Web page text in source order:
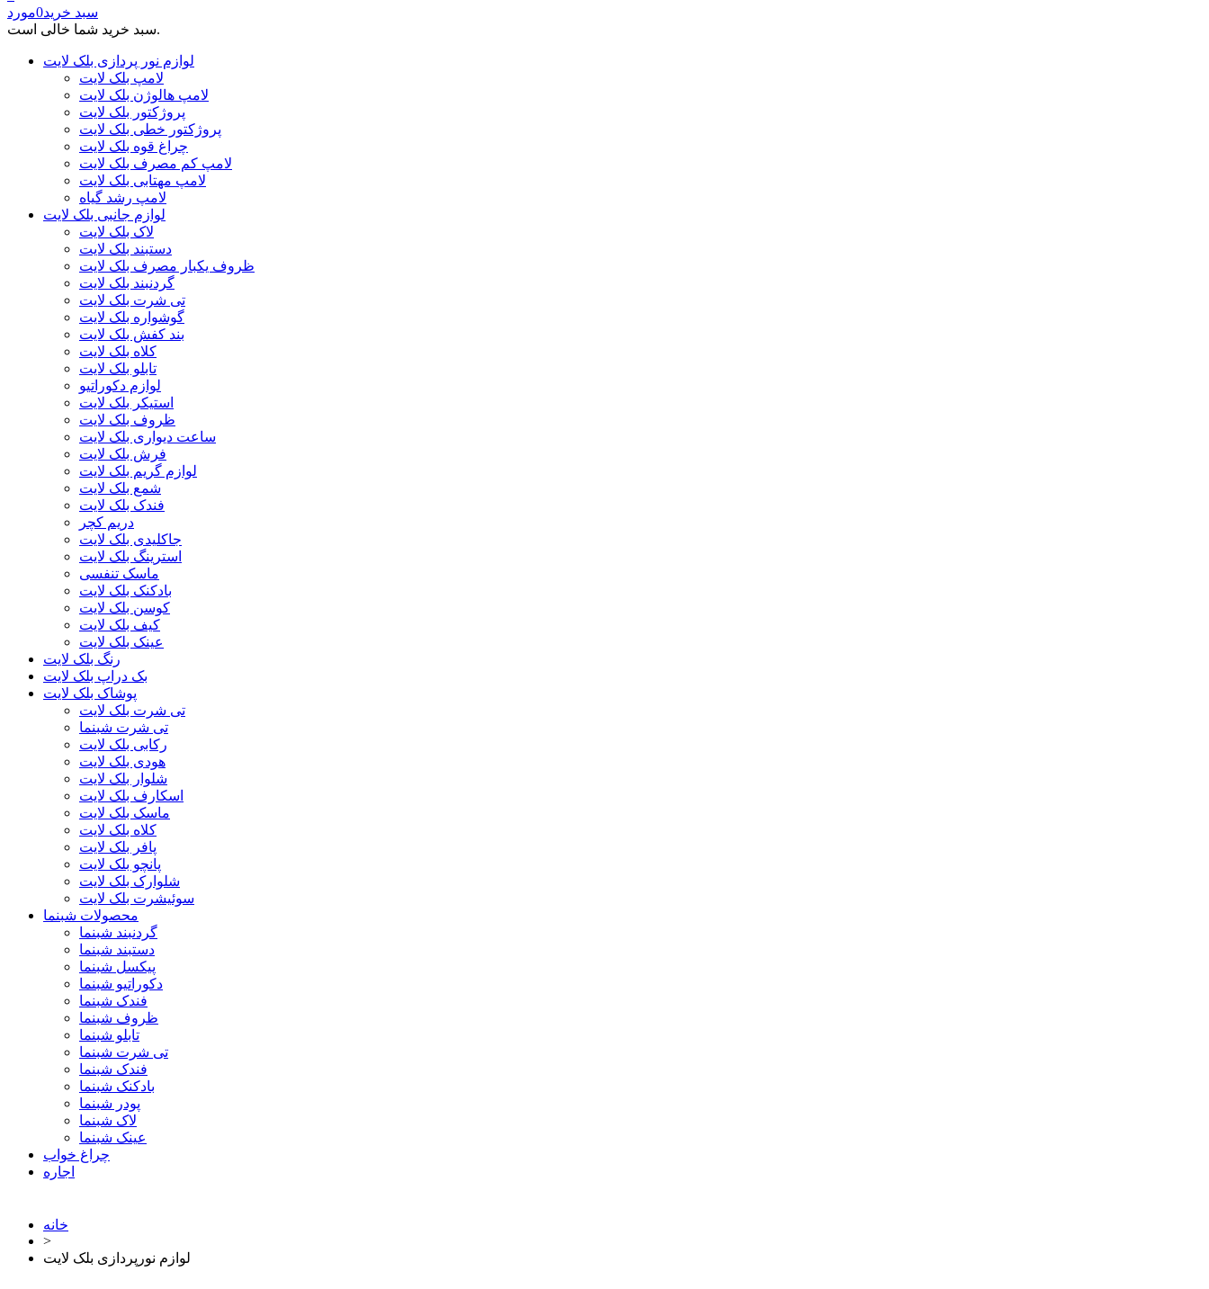
سبد خرید0مورد
سبد خرید شما خالی است.
لوازم نور پردازی بلک لایت
لامپ بلک لایت
لامپ هالوژن بلک لایت
پروژکتور بلک لایت
پروژکتور خطی بلک لایت
چراغ قوه بلک لایت
لامپ کم مصرف بلک لایت
لامپ مهتابی بلک لایت
لامپ رشد گیاه
لوازم جانبی بلک لایت
لاک بلک لایت
دستبند بلک لایت
ظروف یکبار مصرف بلک لایت
گردنبند بلک لایت
تی شرت بلک لایت
گوشواره بلک لایت
بند کفش بلک لایت
کلاه بلک لایت
تابلو بلک لایت
لوازم دکوراتیو
استیکر بلک لایت
ظروف بلک لایت
ساعت دیواری بلک لایت
فرش بلک لایت
لوازم گریم بلک لایت
شمع بلک لایت
فندک بلک لایت
دریم کچر
جاکلیدی بلک لایت
استرینگ بلک لایت
ماسک تنفسی
بادکنک بلک لایت
کوسن بلک لایت
کیف بلک لایت
عینک بلک لایت
رنگ بلک لایت
بک دراپ بلک لایت
پوشاک بلک لایت
تی شرت بلک لایت
تی شرت شبنما
رکابی بلک لایت
هودی بلک لایت
شلوار بلک لایت
اسکارف بلک لایت
ماسک بلک لایت
کلاه بلک لایت
پافر بلک لایت
پانچو بلک لایت
شلوارک بلک لایت
سوئیشرت بلک لایت
محصولات شبنما
گردنبند شبنما
دستبند شبنما
پیکسل شبنما
دکوراتیو شبنما
فندک شبنما
ظروف شبنما
تابلو شبنما
تی شرت شبنما
فندک شبنما
بادکنک شبنما
پودر شبنما
لاک شبنما
عینک شبنما
چراغ خواب
اجاره
خانه
>
لوازم نورپردازی بلک لایت